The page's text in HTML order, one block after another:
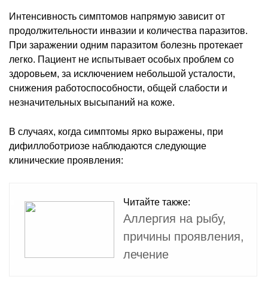
Интенсивность симптомов напрямую зависит от
продолжительности инвазии и количества паразитов.
При заражении одним паразитом болезнь протекает
легко. Пациент не испытывает особых проблем со
здоровьем, за исключением небольшой усталости,
снижения работоспособности, общей слабости и
незначительных высыпаний на коже.
В случаях, когда симптомы ярко выражены, при
дифиллоботриозе наблюдаются следующие
клинические проявления:
Читайте также:
Аллергия на рыбу,
причины проявления,
лечение